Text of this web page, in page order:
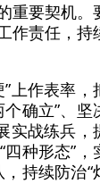
重要契机。
作责任，持
上作表率，
确立”、坚
实战练兵，
种形态”，
持续防治“